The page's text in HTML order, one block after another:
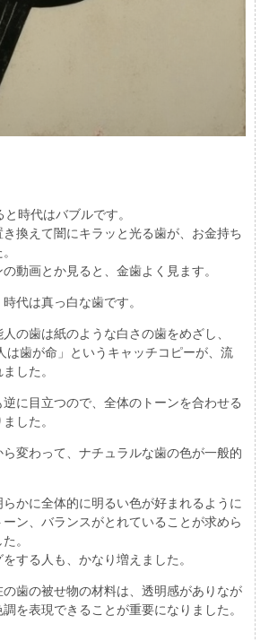
時代はバブルです。
換えて闇にキラッと光る歯が、お金持ち
動画とか見ると、金歯よく見ます。
代は真っ白な歯です。
の歯は紙のような白さの歯をめざし、
は歯が命」というキャッチコピーが、流
した。
に目立つので、全体のトーンを合わせる
した。
変わって、ナチュラルな歯の色が一般的
かに全体的に明るい色が好まれるように
ン、バランスがとれていることが求めら
。
する人も、かなり増えました。
歯の被せ物の材料は、透明感がありなが
を表現できることが重要になりました。